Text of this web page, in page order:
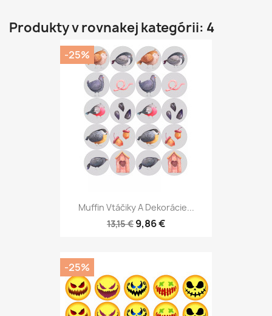
Produkty v rovnakej kategórii: 4
Muffin Vtáčiky A Dekorácie...
13,15 € 9,86 €
-25%
-25%